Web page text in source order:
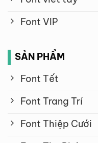
Font VIP
SẢN PHẨM
Font Tết
Font Trang Trí
Font Thiệp Cưới